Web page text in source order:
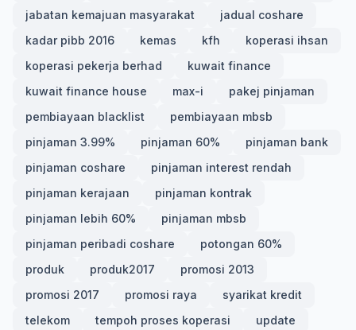
jabatan kemajuan masyarakat
jadual coshare
kadar pibb 2016
kemas kfh
koperasi ihsan
koperasi pekerja berhad
kuwait finance
kuwait finance house
max-i
pakej pinjaman
pembiayaan blacklist
pembiayaan mbsb
pinjaman 3.99%
pinjaman 60%
pinjaman bank
pinjaman coshare
pinjaman interest rendah
pinjaman kerajaan
pinjaman kontrak
pinjaman lebih 60%
pinjaman mbsb
pinjaman peribadi coshare
potongan 60%
produk
produk2017
promosi 2013
promosi 2017
promosi raya
syarikat kredit
telekom
tempoh proses koperasi
update